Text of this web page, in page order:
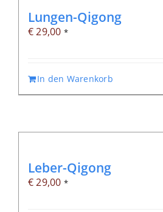
Lungen-Qigong
€29,00 *
In den Warenkorb
Leber-Qigong
€29,00 *